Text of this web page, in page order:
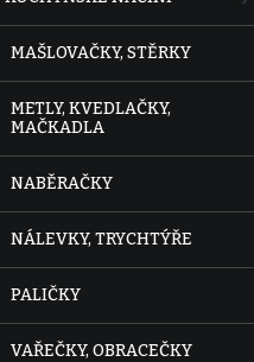
MAŠLOVAČKY, STĚRKY
METLY, KVEDLAČKY,
MAČKADLA
NABĚRAČKY
NÁLEVKY, TRYCHTÝŘE
PALIČKY
VAŘEČKY, OBRACEČKY